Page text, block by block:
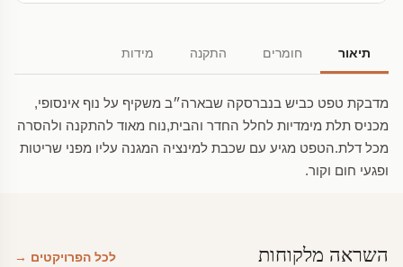
תיאור חומרים התקנה מידות
מדבקת טפט כביש בנברסקה שבארה״ב משקיף על נוף אינסופי,
מכניס תלת מימדיות לחלל החדר והבית,נוח מאוד להתקנה ולהסרה
מכל דלת.הטפט מגיע עם שכבת למינציה המגנה עליו מפני שריטות
ופגעי חום וקור.
השראה מלקוחות לכל הפרויקטים →